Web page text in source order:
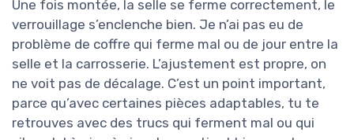
Une fois montée, la selle se ferme correctement, le
verrouillage s’enclenche bien. Je n’ai pas eu de
problème de coffre qui ferme mal ou de jour entre la
selle et la carrosserie. L’ajustement est propre, on
ne voit pas de décalage. C’est un point important,
parce qu’avec certaines pièces adaptables, tu te
retrouves avec des trucs qui ferment mal ou qui